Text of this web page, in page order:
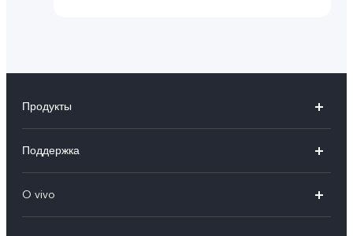
Продукты
V50 Lite
Y29
Поддержка
Funtouch OS
O vivo